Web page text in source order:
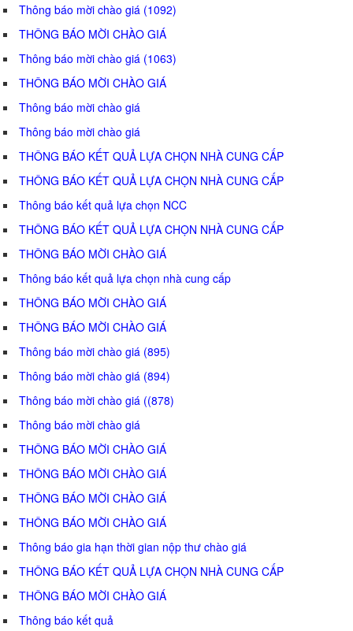
Thông báo mời chào giá (1092)
THÔNG BÁO MỜI CHÀO GIÁ
Thông báo mời chào giá (1063)
THÔNG BÁO MỜI CHÀO GIÁ
Thông báo mời chào giá
Thông báo mời chào giá
THÔNG BÁO KẾT QUẢ LỰA CHỌN NHÀ CUNG CẤP
THÔNG BÁO KẾT QUẢ LỰA CHỌN NHÀ CUNG CẤP
Thông báo kết quả lựa chọn NCC
THÔNG BÁO KẾT QUẢ LỰA CHỌN NHÀ CUNG CẤP
THÔNG BÁO MỜI CHÀO GIÁ
Thông báo kết quả lựa chọn nhà cung cấp
THÔNG BÁO MỜI CHÀO GIÁ
THÔNG BÁO MỜI CHÀO GIÁ
Thông báo mời chào giá (895)
Thông báo mời chào giá (894)
Thông báo mời chào giá ((878)
Thông báo mời chào giá
THÔNG BÁO MỜI CHÀO GIÁ
THÔNG BÁO MỜI CHÀO GIÁ
THÔNG BÁO MỜI CHÀO GIÁ
THÔNG BÁO MỜI CHÀO GIÁ
Thông báo gia hạn thời gian nộp thư chào giá
THÔNG BÁO KẾT QUẢ LỰA CHỌN NHÀ CUNG CẤP
THÔNG BÁO MỜI CHÀO GIÁ
Thông báo kết quả